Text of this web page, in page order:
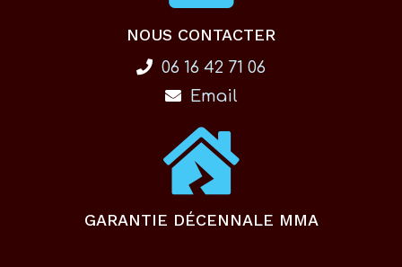
NOUS CONTACTER
06 16 42 71 06
Email
GARANTIE DÉCENNALE MMA